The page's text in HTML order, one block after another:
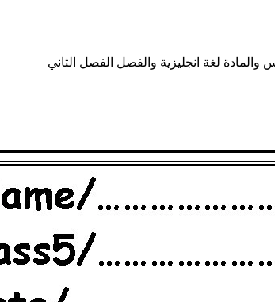
لغة انجليزية والفصل الفصل الثاني